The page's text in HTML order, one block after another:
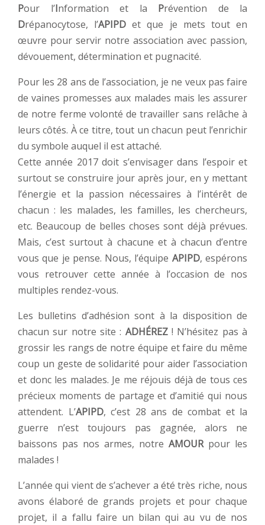
Pour l’Information et la Prévention de la
Drépanocytose, l’APIPDet que je mets tout en
œuvre pour servir notre association avec passion,
dévouement, détermination et pugnacité.
Pour les 28 ans de l’association, je ne veux pas faire
de vaines promesses aux malades mais les assurer
de notre ferme volonté de travailler sans relâche à
leurs côtés. À ce titre, tout un chacun peut l’enrichir
du symbole auquel il est attaché.
Cette année 2017 doit s’envisager dans l’espoir et
surtout se construire jour après jour, en y mettant
l’énergie et la passion nécessaires à l’intérêt de
chacun : les malades, les familles, les chercheurs,
etc. Beaucoup de belles choses sont déjà prévues.
Mais, c’est surtout à chacune et à chacun d’entre
vous que je pense. Nous, l’équipe APIPD, espérons
vous retrouver cette année à l’occasion de nos
multiples rendez-vous.
Les bulletins d’adhésion sont à la disposition de
chacun sur notre site : ADHÉREZ! N’hésitez pas à
grossir les rangs de notre équipe et faire du même
coup un geste de solidarité pour aider l’association
et donc les malades. Je me réjouis déjà de tous ces
précieux moments de partage et d’amitié qui nous
attendent. L’APIPD, c’est 28 ans de combat et la
guerre n’est toujours pas gagnée, alors ne
baissons pas nos armes, notre AMOURpour les
malades !
L’année qui vient de s’achever a été très riche, nous
avons élaboré de grands projets et pour chaque
projet, il a fallu faire un bilan qui au vu de nos